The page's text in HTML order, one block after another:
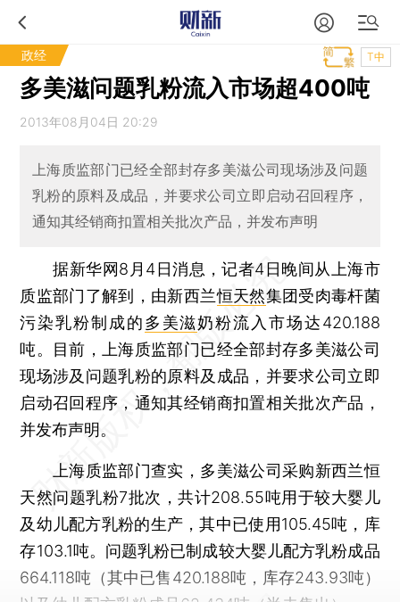
政经 T中
多美滋问题乳粉流入市场超400吨
2013年08月04日 20:29
上海质监部门已经全部封存多美滋公司现场涉及问题
乳粉的原料及成品，并要求公司立即启动召回程序，
通知其经销商扣置相关批次产品，并发布声明
据新华网8月4日消息，记者4日晚间从上海市
质监部门了解到，由新西兰恒天然集团受肉毒杆菌
污染乳粉制成的多美滋奶粉流入市场达420.188
吨。目前，上海质监部门已经全部封存多美滋公司
现场涉及问题乳粉的原料及成品，并要求公司立即
启动召回程序，通知其经销商扣置相关批次产品，
并发布声明。
上海质监部门查实，多美滋公司采购新西兰恒
天然问题乳粉7批次，共计208.55吨用于较大婴儿
及幼儿配方乳粉的生产，其中已使用105.45吨，库
存103.1吨。问题乳粉已制成较大婴儿配方乳粉成品
664.118吨（其中已售420.188吨，库存243.93吨）